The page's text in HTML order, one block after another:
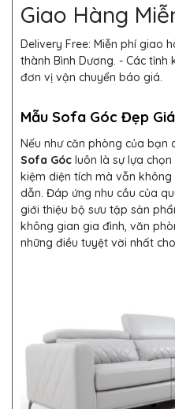
Giao Hàng
Delivery Free: Miễn phí giao
thành Bình Dương. - Các
đơn vị vận chuyển báo giá.
Mẫu Sofa Góc Đẹp
Nếu như căn phòng của bạn
Sofa Góc luôn là sự lựa
kiệm diện tích mà vẫn
dẫn. Đáp ứng nhu cầu của
giới thiệu bộ sưu tập sản
không gian gia đình, văn
những điều tuyệt vời nhất